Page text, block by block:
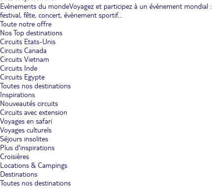
Evènements du mondeVoyagez et participez à un évènement mondial :
festival, fête, concert, évènement sportif...
Toute notre offre
Nos Top destinations
Circuits Etats-Unis
Circuits Canada
Circuits Vietnam
Circuits Inde
Circuits Egypte
Toutes nos destinations
Inspirations
Nouveautés circuits
Circuits avec extension
Voyages en safari
Voyages culturels
Séjours insolites
Plus d'inspirations
Croisières
Locations & Campings
Destinations
Toutes nos destinations